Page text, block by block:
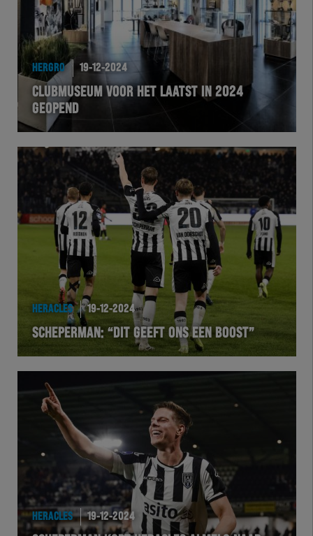
HERGRO 19-12-2024
CLUBMUSEUM VOOR HET LAATST IN 2024
GEOPEND
HERACLES 19-12-2024
SCHEPERMAN: “DIT GEEFT ONS EEN BOOST”
HERACLES 19-12-2024